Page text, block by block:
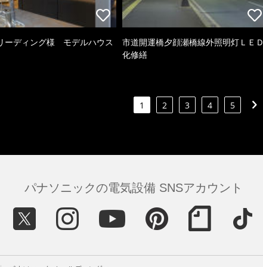
ーディング様 モデルハウス
市道開運橋夕顔瀬橋線外照明灯ＬＥＤ
化修繕
1 2 3 4 5
パナソニックの電気設備 SNSアカウント